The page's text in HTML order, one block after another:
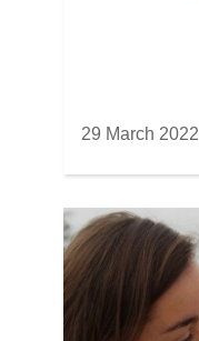
29 March 2022